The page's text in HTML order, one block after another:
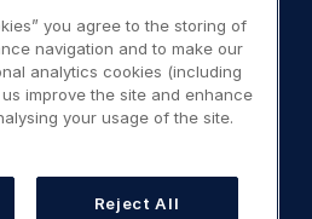
you agree to the storing of
navigation and to make our
analytics cookies (including
improve the site and enhance
your usage of the site.
Reject All